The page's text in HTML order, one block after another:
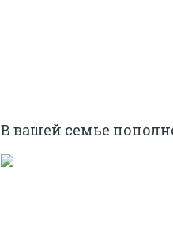
В вашей семье